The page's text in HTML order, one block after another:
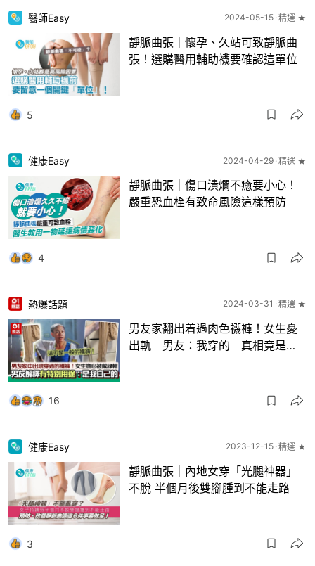
醫師Easy 2024-05-15 精選 ★
靜脈曲張｜懷孕、久站可致靜脈曲
張！選購醫用輔助襪要確認這單位
5
健康Easy 2024-04-29 精選 ★
靜脈曲張｜傷口潰爛不癒要小心！
嚴重恐血栓有致命風險這樣預防
4
熱爆話題 2024-03-31 精選 ★
男友家翻出着過肉色襪褲！女生憂
出軌 男友：我穿的 真相竟是…
16
健康Easy 2023-12-15 精選 ★
靜脈曲張｜內地女穿「光腿神器」
不脫 半個月後雙腳腫到不能走路
3